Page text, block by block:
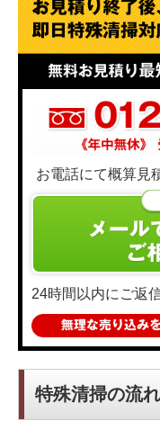
お電話にて概算見
24時間以内にご返
特殊清掃の流れ